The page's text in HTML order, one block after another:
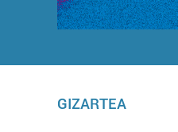
GIZARTEA